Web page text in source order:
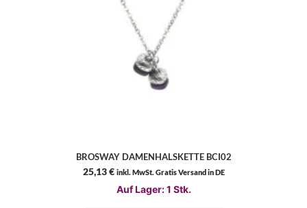
BROSWAY DAMENHALSKETTE BCI02
25,13€ inkl. MwSt. Gratis Versand in DE
Auf Lager: 1 Stk.